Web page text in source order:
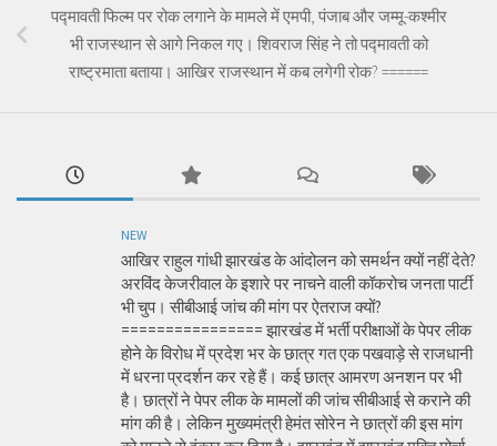
पद्मावती फिल्म पर रोक लगाने के मामले में एमपी, पंजाब और जम्मू-कश्मीर
भी राजस्थान से आगे निकल गए। शिवराज सिंह ने तो पद्मावती को
राष्ट्रमाता बताया। आखिर राजस्थान में कब लगेगी रोक? ======
NEW
आखिर राहुल गांधी झारखंड के आंदोलन को समर्थन क्यों नहीं देते?
अरविंद केजरीवाल के इशारे पर नाचने वाली कॉकरोच जनता पार्टी
भी चुप। सीबीआई जांच की मांग पर ऐतराज क्यों?
================ झारखंड में भर्ती परीक्षाओं के पेपर लीक
होने के विरोध में प्रदेश भर के छात्र गत एक पखवाड़े से राजधानी
में धरना प्रदर्शन कर रहे हैं। कई छात्र आमरण अनशन पर भी
है। छात्रों ने पेपर लीक के मामलों की जांच सीबीआई से कराने की
मांग की है। लेकिन मुख्यमंत्री हेमंत सोरेन ने छात्रों की इस मांग